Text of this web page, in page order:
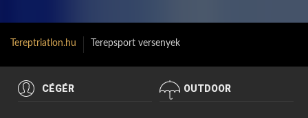
Tereptriatlon.hu Terepsport versenyek
CÉGÉR OUTDOOR